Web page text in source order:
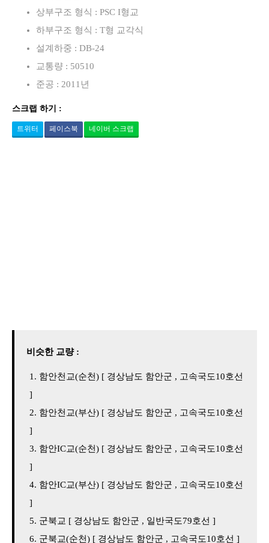
상부구조 형식 : PSC I형교
하부구조 형식 : T형 교각식
설계하중 : DB-24
교통량 : 50510
준공 : 2011년
스크랩 하기 :
트위터 페이스북 네이버 스크랩
비슷한 교량 :
함안천교(순천) [ 경상남도 함안군 , 고속국도10호선
]
함안천교(부산) [ 경상남도 함안군 , 고속국도10호선
]
함안IC교(순천) [ 경상남도 함안군 , 고속국도10호선
]
함안IC교(부산) [ 경상남도 함안군 , 고속국도10호선
]
군북교 [ 경상남도 함안군 , 일반국도79호선 ]
군북교(순천) [ 경상남도 함안군 , 고속국도10호선 ]